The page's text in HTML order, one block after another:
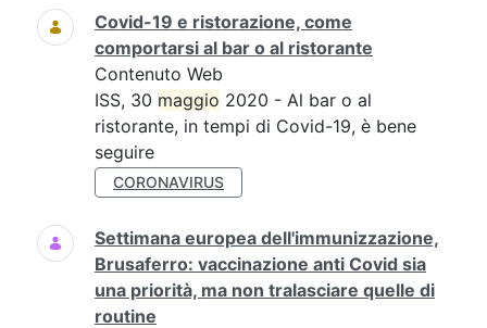
Covid-19 e ristorazione, come
comportarsi al bar o al ristorante
Contenuto Web
ISS, 30 maggio 2020 - Al bar o al
ristorante, in tempi di Covid-19, è bene
seguire
CORONAVIRUS
Settimana europea dell'immunizzazione,
Brusaferro: vaccinazione anti Covid sia
una priorità, ma non tralasciare quelle di
routine